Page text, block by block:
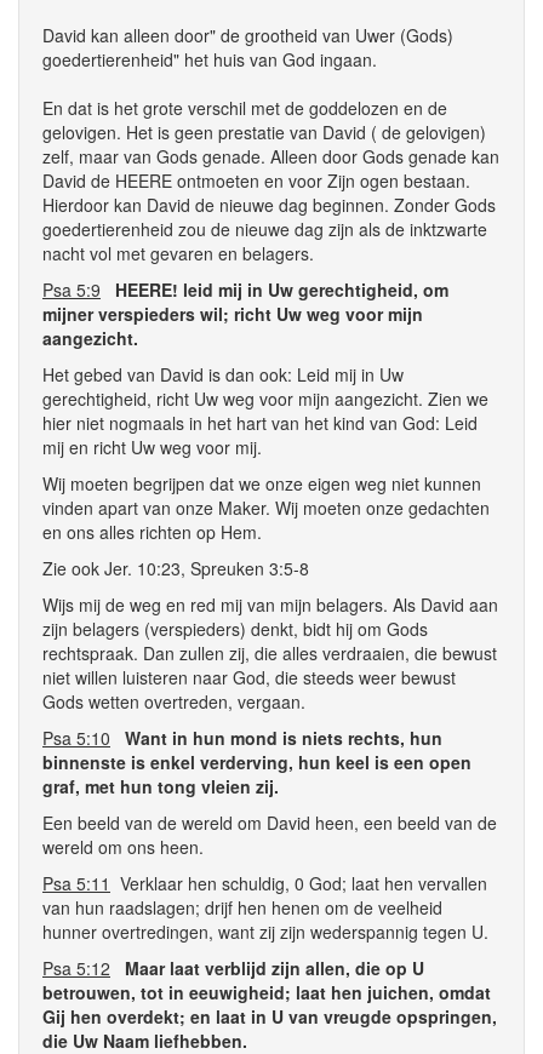
David kan alleen door" de grootheid van Uwer (Gods)
goedertierenheid" het huis van God ingaan.
En dat is het grote verschil met de goddelozen en de
gelovigen. Het is geen prestatie van David ( de gelovigen)
zelf, maar van Gods genade. Alleen door Gods genade kan
David de HEERE ontmoeten en voor Zijn ogen bestaan.
Hierdoor kan David de nieuwe dag beginnen. Zonder Gods
goedertierenheid zou de nieuwe dag zijn als de inktzwarte
nacht vol met gevaren en belagers.
Psa 5:9
HEERE! leid mij in Uw gerechtigheid, om
mijner verspieders wil; richt Uw weg voor mijn
aangezicht.
Het gebed van David is dan ook: Leid mij in Uw
gerechtigheid, richt Uw weg voor mijn aangezicht. Zien we
hier niet nogmaals in het hart van het kind van God: Leid
mij en richt Uw weg voor mij.
Wij moeten begrijpen dat we onze eigen weg niet kunnen
vinden apart van onze Maker. Wij moeten onze gedachten
en ons alles richten op Hem.
Zie ook Jer. 10:23, Spreuken 3:5-8
Wijs mij de weg en red mij van mijn belagers. Als David aan
zijn belagers (verspieders) denkt, bidt hij om Gods
rechtspraak. Dan zullen zij, die alles verdraaien, die bewust
niet willen luisteren naar God, die steeds weer bewust
Gods wetten overtreden, vergaan.
Psa 5:10
Want in hun mond is niets rechts, hun
binnenste is enkel verderving, hun keel is een open
graf, met hun tong vleien zij.
Een beeld van de wereld om David heen, een beeld van de
wereld om ons heen.
Psa 5:11 Verklaar hen schuldig, 0 God; laat hen vervallen
van hun raadslagen; drijf hen henen om de veelheid
hunner overtredingen, want zij zijn wederspannig tegen U.
Psa 5:12
Maar laat verblijd zijn allen, die op U
betrouwen, tot in eeuwigheid; laat hen juichen, omdat
Gij hen overdekt; en laat in U van vreugde opspringen,
die Uw Naam liefhebben.